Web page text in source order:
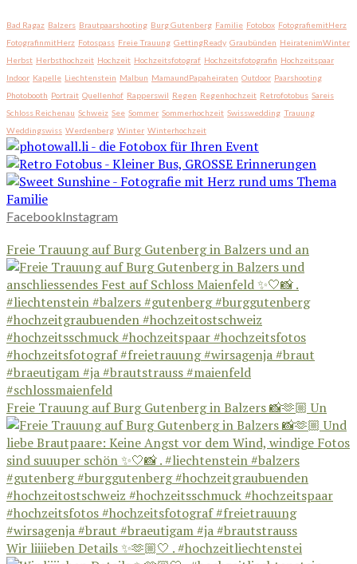
Bad Ragaz Balzers Brautpaarshooting Burg Gutenberg Familie Fotobox FotografiemitHerz
FotografinmitHerz Fotospass Freie Trauung GettingReady Graubünden HeiratenimWinter
Herbst Herbsthochzeit Hochzeit Hochzeitsfotograf Hochzeitsfotografin Hochzeitspaar
Indoor Kapelle Liechtenstein Malbun MamaundPapaheiraten Outdoor Paarshooting
Photobooth Portrait Quellenhof Rapperswil Regen Regenhochzeit Retrofotobus Sareis
Schloss Reichenau Schweiz See Sommer Sommerhochzeit Swisswedding Trauung
Weddingswiss Werdenberg Winter Winterhochzeit
FacebookInstagram
Freie Trauung auf Burg Gutenberg in Balzers und an
Freie Trauung auf Burg Gutenberg in Balzers 📸🫶🏼 Un
Wir liiiieben Details ✨🫶🏼🤍 . #hochzeitliechtenstei